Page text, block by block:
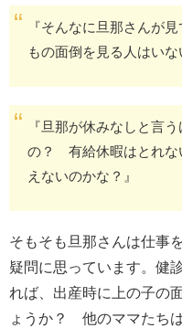
『そんなに旦那さんが
もの面倒を見る人はいな
『旦那が休みなしと言
の？ 有給休暇はとれ
えないのかな？』
そもそも旦那さんは仕事
疑問に思っています。健
れば、出産時に上の子の
ょうか？ 他のママたち